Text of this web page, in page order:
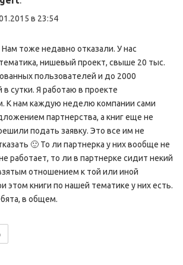
в 23:54
Нам тоже недавно отказали. У нас
нишевый проект, свыше 20 тыс.
пользователей и до 2000
в сутки. Я работаю в проекте
К нам каждую неделю компании сами
партнерства, а книг еще не
подать заявку. Это все им не
🙂 То ли партнерка у них вообще не
работает, то ли в партнерке сидит некий
отношением к той или иной
этом книги по нашей тематике у них есть.
в общем.